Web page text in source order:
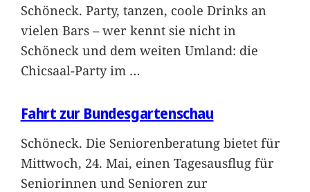
Schöneck. Party, tanzen, coole Drinks an
vielen Bars – wer kennt sie nicht in
Schöneck und dem weiten Umland: die
Chicsaal-Party im …
Fahrt zur Bundesgartenschau
Schöneck. Die Seniorenberatung bietet für
Mittwoch, 24. Mai, einen Tagesausflug für
Seniorinnen und Senioren zur